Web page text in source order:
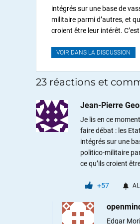
intégrés sur une base de
militaire parmi d’autres, et
croient être leur intérêt.
VOIR DANS LA DISCUSSION
23 réactions et
Jean-Pierre
Je lis en ce
faire débat : les
intégrés sur une
politico-militaire
ce qu’ils croient
+57
Edgar